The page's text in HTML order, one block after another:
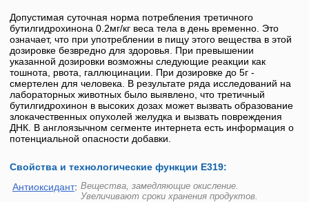
Допустимая суточная норма потребления третичного
бутилгидрохинона 0.2мг/кг веса тела в день временно. Это
означает, что при употреблении в пищу этого вещества в этой
дозировке безвредно для здоровья. При превышении
указанной дозировки возможны следующие реакции как
тошнота, рвота, галлюцинации. При дозировке до 5г -
смертелен для человека. В результате ряда исследований на
лабораторных животных было выявлено, что третичный
бутилгидрохинон в высоких дозах может вызвать образование
злокачественных опухолей желудка и вызвать повреждения
ДНК. В англоязычном сегменте интернета есть информация о
потенциальной опасности добавки.
Свойства и технологические функции Е319:
Антиоксидант: Вещества, замедляющие окисление.
Увеличивают сроки хранения продуктов.